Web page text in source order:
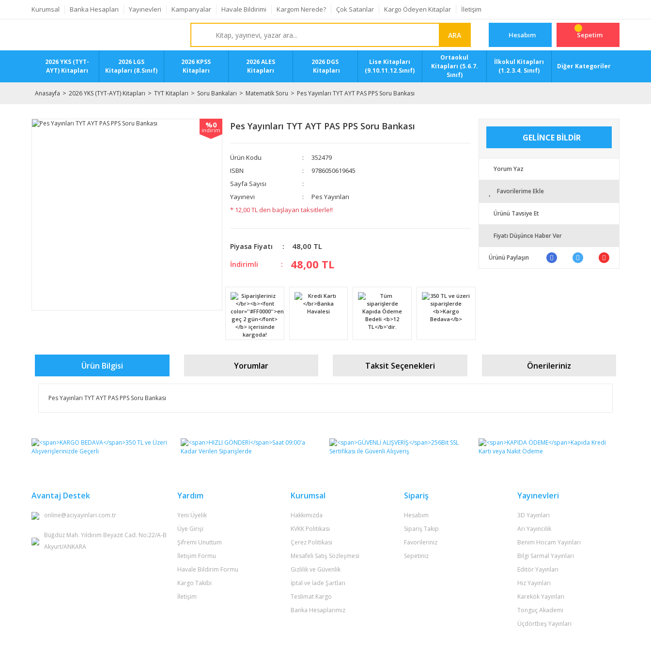
Kurumsal Banka Hesapları Yayınevleri Kampanyalar Havale Bildirimi Kargom Nerede? Çok Satanlar Kargo Ödeyen Kitaplar İletişim
ARA Hesabım Sepetim
2026 YKS (TYT-
AYT) Kitapları
2026 LGS
Kitapları (8.Sınıf)
2026 KPSS
Kitapları
2026 ALES
Kitapları
2026 DGS
Kitapları
Lise Kitapları
(9.10.11.12.Sınıf)
Ortaokul
Kitapları (5.6.7.
Sınıf)
İlkokul Kitapları
(1.2.3.4. Sınıf)
Diğer Kategoriler
Anasayfa 2026 YKS (TYT-AYT) Kitapları TYT Kitapları Soru Bankaları Matematik Soru Pes Yayınları TYT AYT PAS PPS Soru Bankası
%0
indirim Pes Yayınları TYT AYT PAS PPS Soru Bankası
Ürün Kodu
352479
ISBN
9786050619645
Sayfa Sayısı
Yayınevi
Pes Yayınları
* 12,00 TL den başlayan taksitlerle!!
Piyasa Fiyatı 48,00 TL
İndirimli 48,00 TL
GELİNCE BİLDİR
Yorum Yaz
Favorilerime Ekle
Ürünü Tavsiye Et
Fiyatı Düşünce Haber Ver
Ürünü Paylaşın
Ürün Bilgisi Yorumlar Taksit Seçenekleri Önerileriniz
Pes Yayınları TYT AYT PAS PPS Soru Bankası
Bu ürüne ilk yorumu siz yapın!
Görüş ve önerileriniz için teşekkür ederiz.
Bu ürüne benzer farklı alternatifler olmalı.
Gönder
Avantaj Destek
online@aciyayinlari.com.tr
Büğdüz Mah. Yıldırım Beyazıt Cad. No:22/A-B
Akyurt/ANKARA
Yardım
Yeni Üyelik
Üye Girişi
Şifremi Unuttum
İletişim Formu
Havale Bildirim Formu
Kargo Takibi
İletişim
Kurumsal
Hakkımızda
KVKK Politikası
Çerez Politikası
Mesafeli Satış Sözleşmesi
Gizlilik ve Güvenlik
İptal ve İade Şartları
Teslimat Kargo
Banka Hesaplarımız
Sipariş
Hesabım
Sipariş Takip
Favorileriniz
Sepetiniz
Yayınevleri
3D Yayınları
Arı Yayıncılık
Benim Hocam Yayınları
Bilgi Sarmal Yayınları
Editör Yayınları
Hız Yayınları
Karekök Yayınları
Tonguç Akademi
Üçdörtbeş Yayınları